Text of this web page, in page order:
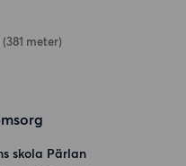
meter)
skola Pärlan